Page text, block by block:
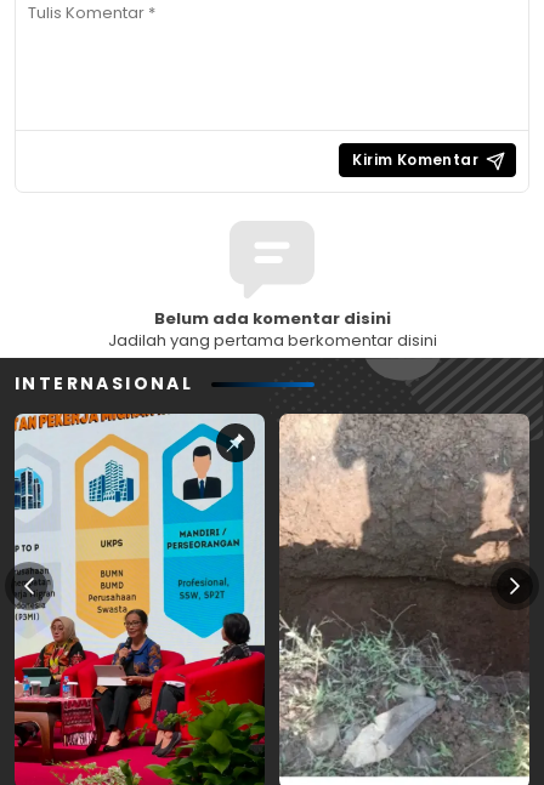
Belum ada komentar disini
Jadilah yang pertama berkomentar disini
INTERNASIONAL